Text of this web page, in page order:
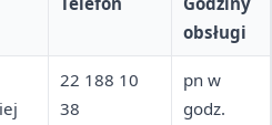
obsługi
22 188 10
38
pn w
godz.